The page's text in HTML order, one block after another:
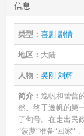
信息
类型： 喜剧 剧情
地区： 大陆
人物： 吴刚刘辉
简介： 逸帆和蕾蕾
然。终于逸帆的第
了句号。在走出民
“菠萝”准备“回家”